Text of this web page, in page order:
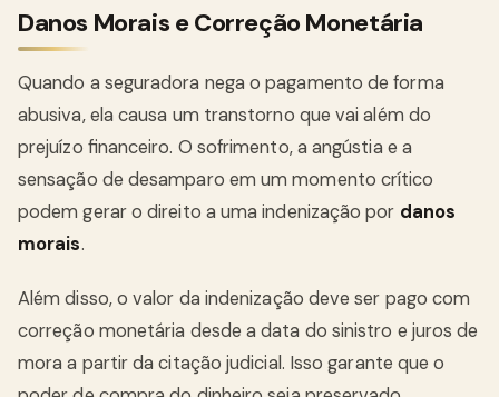
Danos Morais e Correção Monetária
Quando a seguradora nega o pagamento de forma
abusiva, ela causa um transtorno que vai além do
prejuízo financeiro. O sofrimento, a angústia e a
sensação de desamparo em um momento crítico
podem gerar o direito a uma indenização por danos
morais.
Além disso, o valor da indenização deve ser pago com
correção monetária desde a data do sinistro e juros de
mora a partir da citação judicial. Isso garante que o